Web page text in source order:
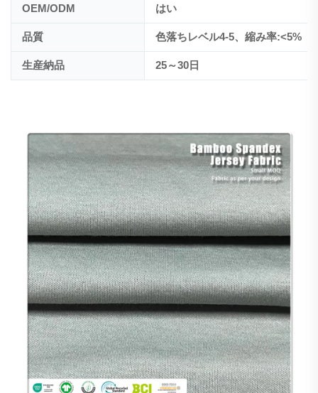
OEM/ODM はい
品質 色落ちレベル4-5、縮み率:<5%
生産納品 25～30日